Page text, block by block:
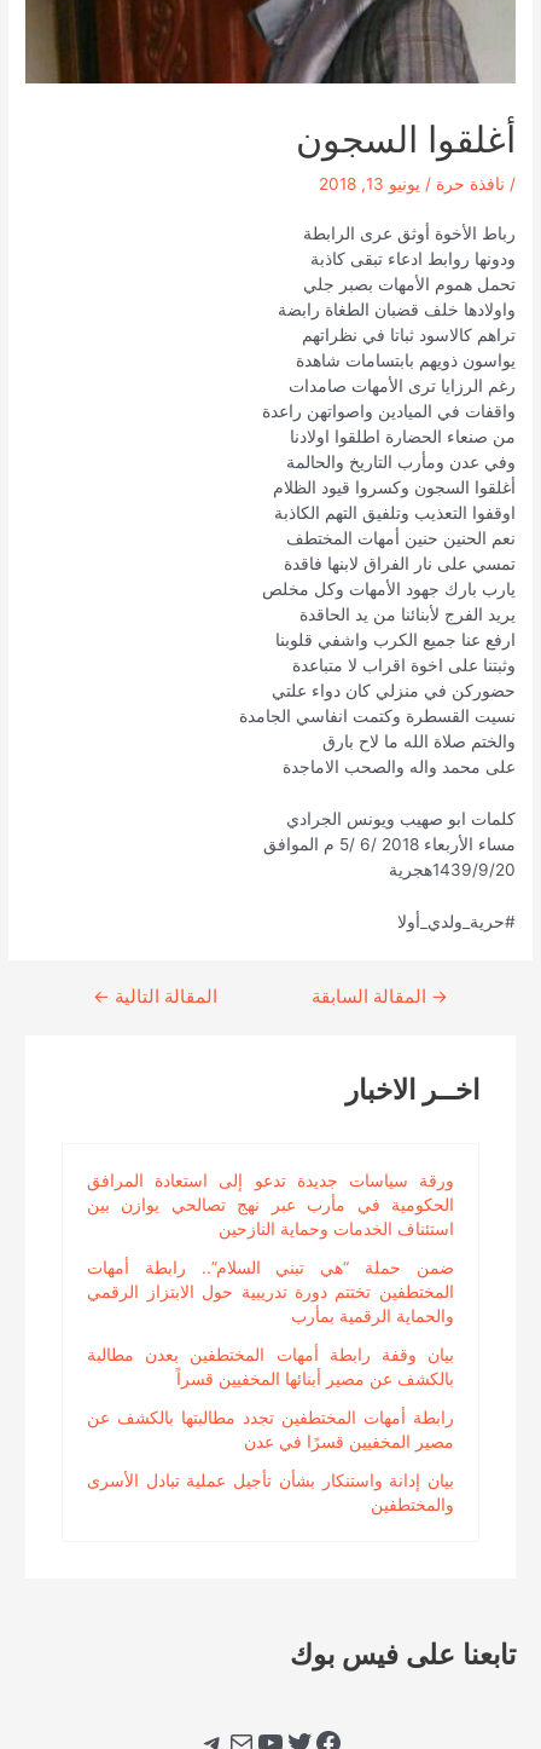
أغلقوا السجون
/ نافذة حرة / يونيو 13, 2018
رباط الأخوة أوثق عرى الرابطة
ودونها روابط ادعاء تبقى كاذبة
تحمل هموم الأمهات بصبر جلي
واولادها خلف قضبان الطغاة رابضة
تراهم كالاسود ثباتا في نظراتهم
يواسون ذويهم بابتسامات شاهدة
رغم الرزايا ترى الأمهات صامدات
واقفات في الميادين واصواتهن راعدة
من صنعاء الحضارة اطلقوا اولادنا
وفي عدن ومأرب التاريخ والحالمة
أغلقوا السجون وكسروا قيود الظلام
اوقفوا التعذيب وتلفيق التهم الكاذبة
نعم الحنين حنين أمهات المختطف
تمسي على نار الفراق لابنها فاقدة
يارب بارك جهود الأمهات وكل مخلص
يريد الفرج لأبنائنا من يد الحاقدة
ارفع عنا جميع الكرب واشفي قلوبنا
وثبتنا على اخوة اقراب لا متباعدة
حضوركن في منزلي كان دواء علتي
نسيت القسطرة وكتمت انفاسي الجامدة
والختم صلاة الله ما لاح بارق
على محمد واله والصحب الاماجدة
كلمات ابو صهيب ويونس الجرادي
مساء الأربعاء 2018 /6 /5 م الموافق
1439/9/20هجرية
#حرية_ولدي_أولا
Continue
→ المقالة السابقة المقالة التالية ←
اخــر الاخبار
ورقة سياسات جديدة تدعو إلى استعادة المرافق
الحكومية في مأرب عبر نهج تصالحي يوازن بين
استئناف الخدمات وحماية النازحين
ضمن حملة “هي تبني السلام”.. رابطة أمهات
المختطفين تختتم دورة تدريبية حول الابتزاز الرقمي
والحماية الرقمية بمأرب
بيان وقفة رابطة أمهات المختطفين بعدن مطالبة
بالكشف عن مصير أبنائها المخفيين قسراً
رابطة أمهات المختطفين تجدد مطالبتها بالكشف عن
مصير المخفيين قسرًا في عدن
بيان إدانة واستنكار بشأن تأجيل عملية تبادل الأسرى
والمختطفين
تابعنا على فيس بوك
فيسبوك تويتر يوتيوببريد تيليجرام